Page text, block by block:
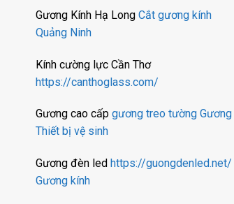
Gương Kính Hạ Long Cắt gương kính
Quảng Ninh
Kính cường lực Cần Thơ
https://canthoglass.com/
Gương cao cấp gương treo tường Gương
Thiết bị vệ sinh
Gương đèn led https://guongdenled.net/
Gương kính